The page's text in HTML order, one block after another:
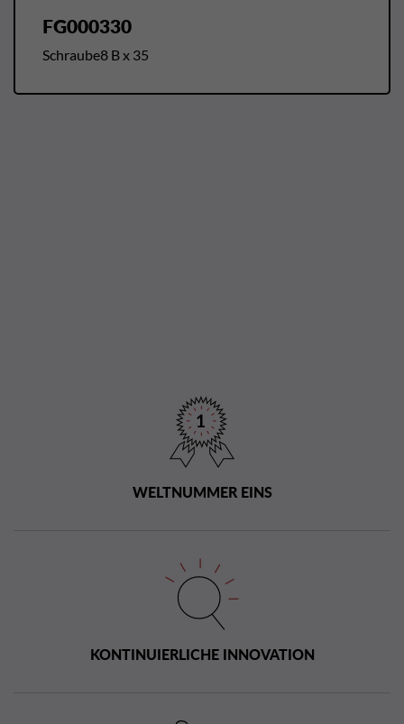
FG000330
Schraube8 B x 35
WELTNUMMER EINS
KONTINUIERLICHE INNOVATION